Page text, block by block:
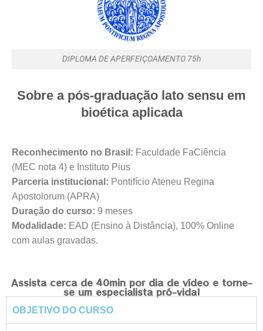
DIPLOMA DE APERFEIÇOAMENTO 75h
Sobre a pós-graduação lato sensu em
bioética aplicada
Reconhecimento no Brasil: Faculdade FaCiência
(MEC nota 4) e Instituto Pius
Parceria institucional: Pontifício Ateneu Regina
Apostolorum (APRA)
Duração do curso: 9 meses
Modalidade: EAD (Ensino à Distância), 100% Online
com aulas gravadas.
Assista cerca de 40min por dia de vídeo e torne-
se um especialista pró-vida!
OBJETIVO DO CURSO